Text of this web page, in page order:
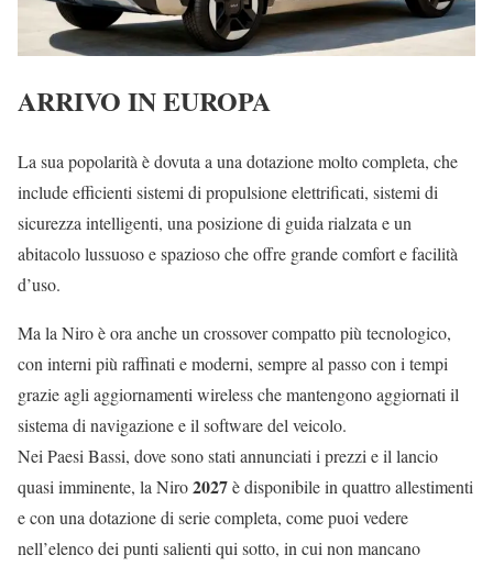
ARRIVO IN EUROPA
La sua popolarità è dovuta a una dotazione molto completa, che
include efficienti sistemi di propulsione elettrificati, sistemi di
sicurezza intelligenti, una posizione di guida rialzata e un
abitacolo lussuoso e spazioso che offre grande comfort e facilità
d’uso.
Ma la Niro è ora anche un crossover compatto più tecnologico,
con interni più raffinati e moderni, sempre al passo con i tempi
grazie agli aggiornamenti wireless che mantengono aggiornati il
sistema di navigazione e il software del veicolo.
Nei Paesi Bassi, dove sono stati annunciati i prezzi e il lancio
quasi imminente, la Niro2027è disponibile in quattro allestimenti
e con una dotazione di serie completa, come puoi vedere
nell’elenco dei punti salienti qui sotto, in cui non mancano